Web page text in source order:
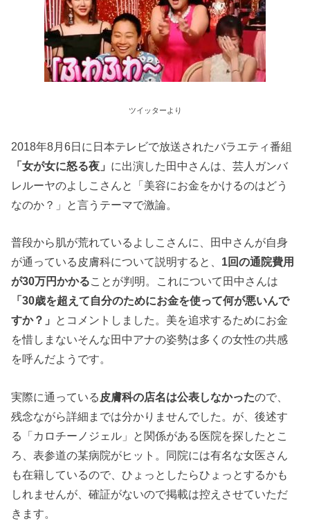
ツイッターより
2018年8月6日に日本テレビで放送されたバラエティ番組
「女が女に怒る夜」 に出演した田中さんは、芸人ガンバ
レルーヤのよしこさんと「美容にお金をかけるのはどう
なのか？」と言うテーマで激論。
普段から肌が荒れているよしこさんに、田中さんが自身
が通っている皮膚科について説明すると、 1回の通院費用
が30万円かかることが判明。これについて田中さんは
「30歳を超えて自分のためにお金を使って何が悪いんで
すか？」 とコメントしました。美を追求するためにお金
を惜しまないそんな田中アナの姿勢は多くの女性の共感
を呼んだようです。
実際に通っている 皮膚科の店名は公表しなかったので、
残念ながら詳細までは分かりませんでした。が、後述す
る「カロチーノジェル」と関係がある医院を探したとこ
ろ、表参道の某病院がヒット。同院には有名な女医さん
も在籍しているので、ひょっとしたらひょっとするかも
しれませんが、確証がないので掲載は控えさせていただ
きます。